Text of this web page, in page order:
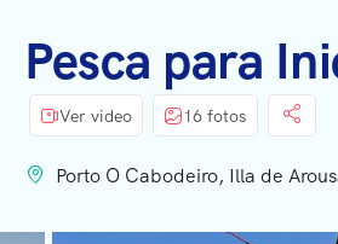
Pesca para
Ver video 16 fotos
Porto O Cabodeiro, Illa de